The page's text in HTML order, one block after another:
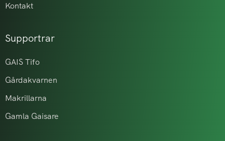
Kontakt
Supportrar
GAIS Tifo
Gårdakvarnen
Makrillarna
Gamla Gaisare